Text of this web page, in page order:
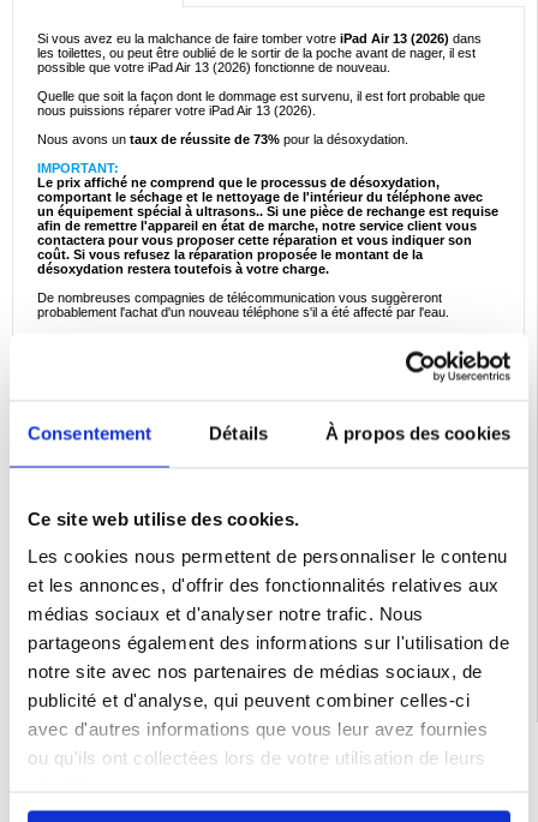
Consentement Détails À propos des cookies
Ce site web utilise des cookies.
Les cookies nous permettent de personnaliser le contenu
et les annonces, d'offrir des fonctionnalités relatives aux
médias sociaux et d'analyser notre trafic. Nous
partageons également des informations sur l'utilisation de
notre site avec nos partenaires de médias sociaux, de
publicité et d'analyse, qui peuvent combiner celles-ci
avec d'autres informations que vous leur avez fournies
ou qu'ils ont collectées lors de votre utilisation de leurs
Si vous avez eu la malchance de faire tomber votre iPad Air 13 (2026) dans
les toilettes, ou peut être oublié de le sortir de la poche avant de nager, il est
possible que votre iPad Air 13 (2026) fonctionne de nouveau.
Quelle que soit la façon dont le dommage est survenu, il est fort probable que
nous puissions réparer votre iPad Air 13 (2026).
Nous avons un taux de réussite de 73% pour la désoxydation.
IMPORTANT:
Le prix affiché ne comprend que le processus de désoxydation,
comportant le séchage et le nettoyage de l'intérieur du téléphone avec
un équipement spécial à ultrasons.. Si une pièce de rechange est requise
afin de remettre l'appareil en état de marche, notre service client vous
contactera pour vous proposer cette réparation et vous indiquer son
coût. Si vous refusez la réparation proposée le montant de la
désoxydation restera toutefois à votre charge.
De nombreuses compagnies de télécommunication vous suggèreront
probablement l'achat d'un nouveau téléphone s'il a été affecté par l'eau.
réparation avec succès. Nos techniciens qualifiés possèdent de nombreuses
années d'expérience dans le domaine et utilisent un équipement de nettoyage à
ultrasons, chauffant et séchant les différentes pièces pour assurer une
NB: malgré tous nos efforts, il arrive qu'une pièce non remplaçable ait subi un
dommage irrémédiable lors de son contact avec l'humidité. Celà signifie que le
2. Une fois la commande passée, écrivez votre numéro de commande sur
l'extérieur de l'emballage / colis dans lequel le téléphone nous sera envoyé.
Catégories associées: Accessoires iPad et accessoires tablette ,Coque &
Accessoires
LIVRAISON RAPIDE